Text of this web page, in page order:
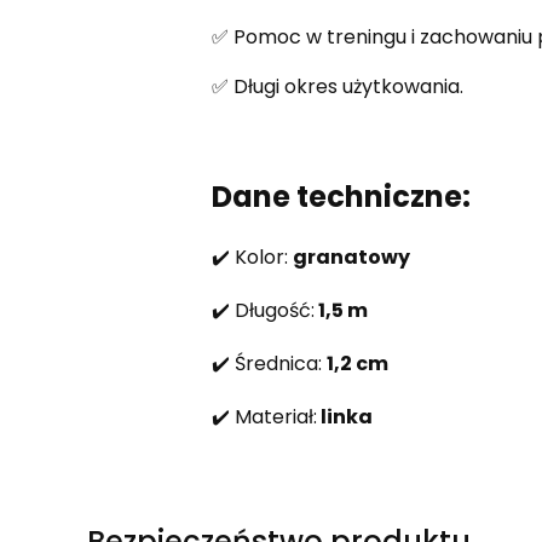
✅ Pomoc w treningu i zachowaniu
✅ Długi okres użytkowania.
Dane techniczne:
✔️ Kolor: granatowy
✔️ Długość:1,5 m
✔️ Średnica: 1,2 cm
✔️ Materiał: linka